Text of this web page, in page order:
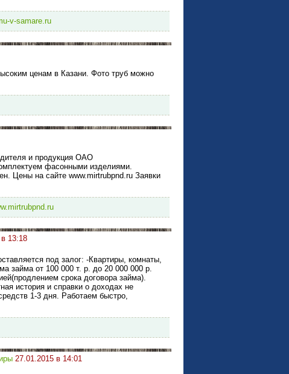
v-samare.ru
ценам в Казани. Фото труб можно
и продукция ОАО
фасонными изделиями.
Цены на сайте www.mirtrubpnd.ru Заявки
13:18
под залог: -Квартиры, комнаты,
займа от 100 000 т. р. до 20 000 000 р.
срока договора займа).
история и справки о доходах не
1-3 дня. Работаем быстро,
27.01.2015 в 14:01